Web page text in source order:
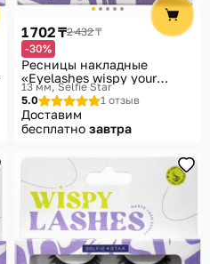
1 702 ₸2 432 ₸
-30%
Ресницы накладные
«Eyelashes wispy your
allure»
13 мм Selfie Star
5.0
1 отзыв
Доставим
бесплатно завтра